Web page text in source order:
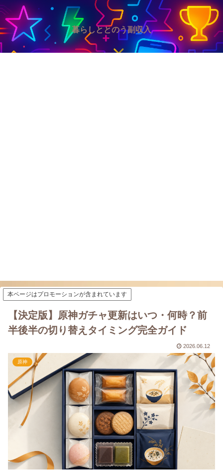
暮らしととのう副収入
本ページはプロモーションが含まれています
【決定版】原神ガチャ更新はいつ・何時？前
半後半の切り替えタイミング完全ガイド
2026.06.12
原神